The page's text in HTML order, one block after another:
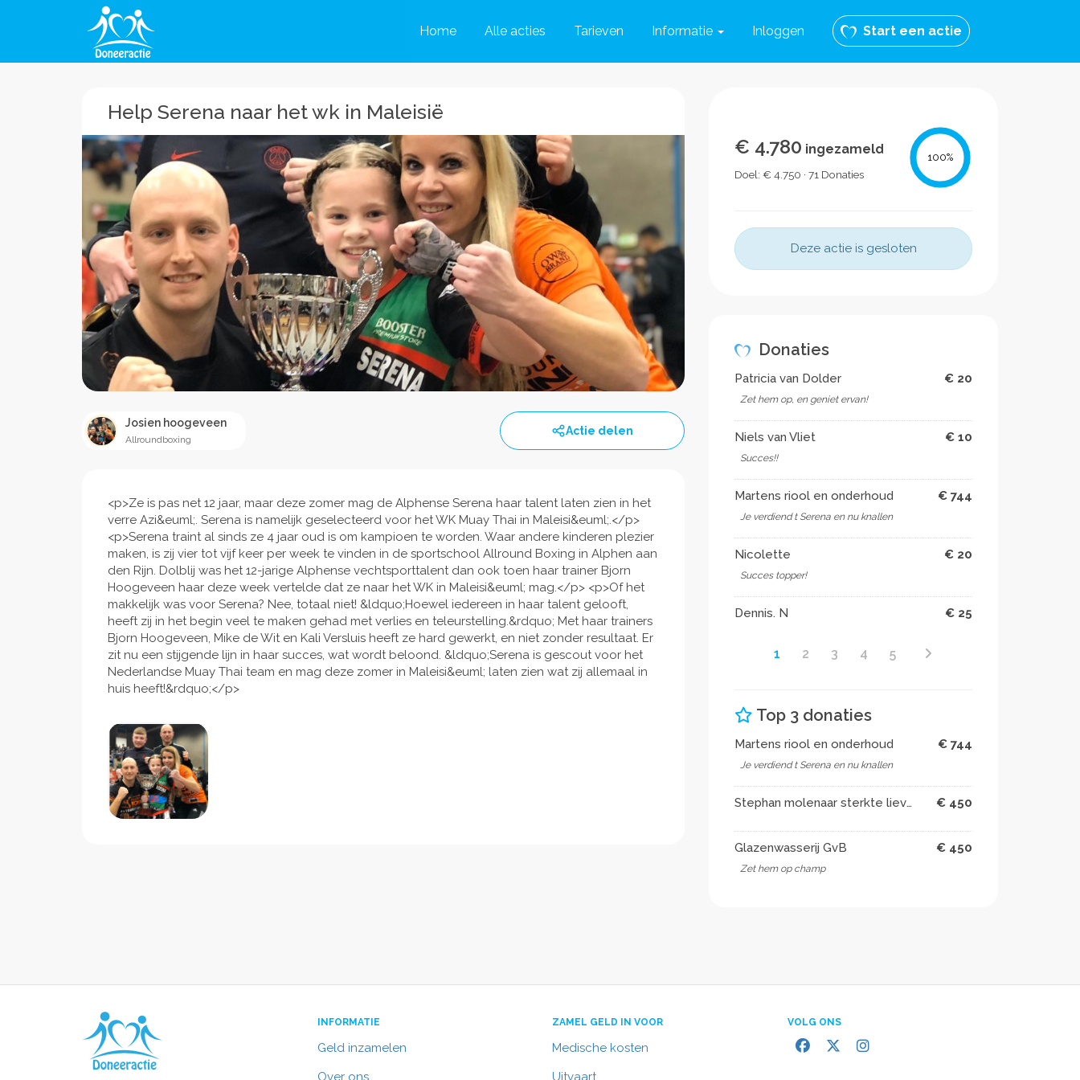
Home Alle acties Tarieven Informatie Inloggen Start een actie
Help Serena naar het wk in Maleisië
Josien hoogeveen
Allroundboxing
Actie delen
<p>Ze is pas net 12 jaar, maar deze zomer mag de Alphense Serena haar talent laten zien in het
verre Azi&euml;. Serena is namelijk geselecteerd voor het WK Muay Thai in Maleisi&euml;.</p>
<p>Serena traint al sinds ze 4 jaar oud is om kampioen te worden. Waar andere kinderen plezier
maken, is zij vier tot vijf keer per week te vinden in de sportschool Allround Boxing in Alphen aan
den Rijn. Dolblij was het 12-jarige Alphense vechtsporttalent dan ook toen haar trainer Bjorn
Hoogeveen haar deze week vertelde dat ze naar het WK in Maleisi&euml; mag.</p> <p>Of het
makkelijk was voor Serena? Nee, totaal niet! &ldquo;Hoewel iedereen in haar talent gelooft,
heeft zij in het begin veel te maken gehad met verlies en teleurstelling.&rdquo; Met haar trainers
Bjorn Hoogeveen, Mike de Wit en Kali Versluis heeft ze hard gewerkt, en niet zonder resultaat. Er
zit nu een stijgende lijn in haar succes, wat wordt beloond. &ldquo;Serena is gescout voor het
Nederlandse Muay Thai team en mag deze zomer in Maleisi&euml; laten zien wat zij allemaal in
huis heeft!&rdquo;</p>
€ 4.780 ingezameld
Doel: € 4.750 · 71 Donaties
100%
Deze actie is gesloten
Donaties
Patricia van Dolder € 20
Zet hem op, en geniet ervan!
Niels van Vliet € 10
Succes!!
Martens riool en onderhoud € 744
Je verdiend t Serena en nu knallen
Nicolette € 20
Succes topper!
Dennis. N € 25
1 2 3 4 5
Top 3 donaties
Martens riool en onderhoud € 744
Je verdiend t Serena en nu knallen
Stephan molenaar sterkte lieverd € 450
Glazenwasserij GvB € 450
Zet hem op champ
INFORMATIE
Geld inzamelen
Over ons
ZAMEL GELD IN VOOR
Medische kosten
Uitvaart
VOLG ONS